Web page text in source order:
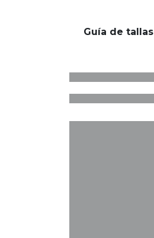
Guía de tallas